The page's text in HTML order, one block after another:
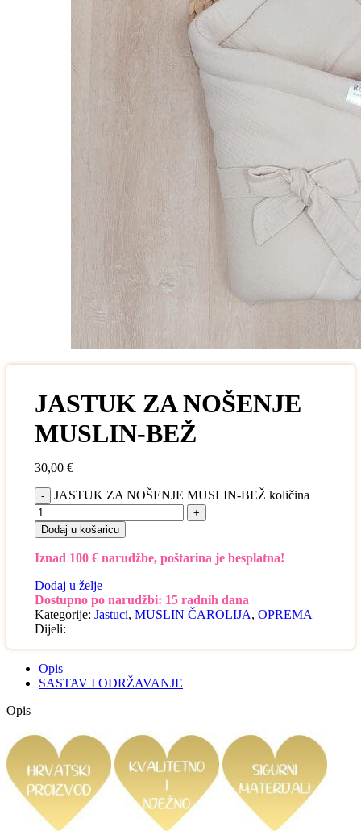
JASTUK ZA NOŠENJE
MUSLIN-BEŽ
30,00 €
JASTUK ZA NOŠENJE MUSLIN-BEŽ količina
Dodaj u košaricu
Iznad 100 € narudžbe, poštarina je besplatna!
Dodaj u želje
Dostupno po narudžbi: 15 radnih dana
Kategorije: Jastuci, MUSLIN ČAROLIJA, OPREMA
Dijeli:
Opis
SASTAV I ODRŽAVANJE
Opis